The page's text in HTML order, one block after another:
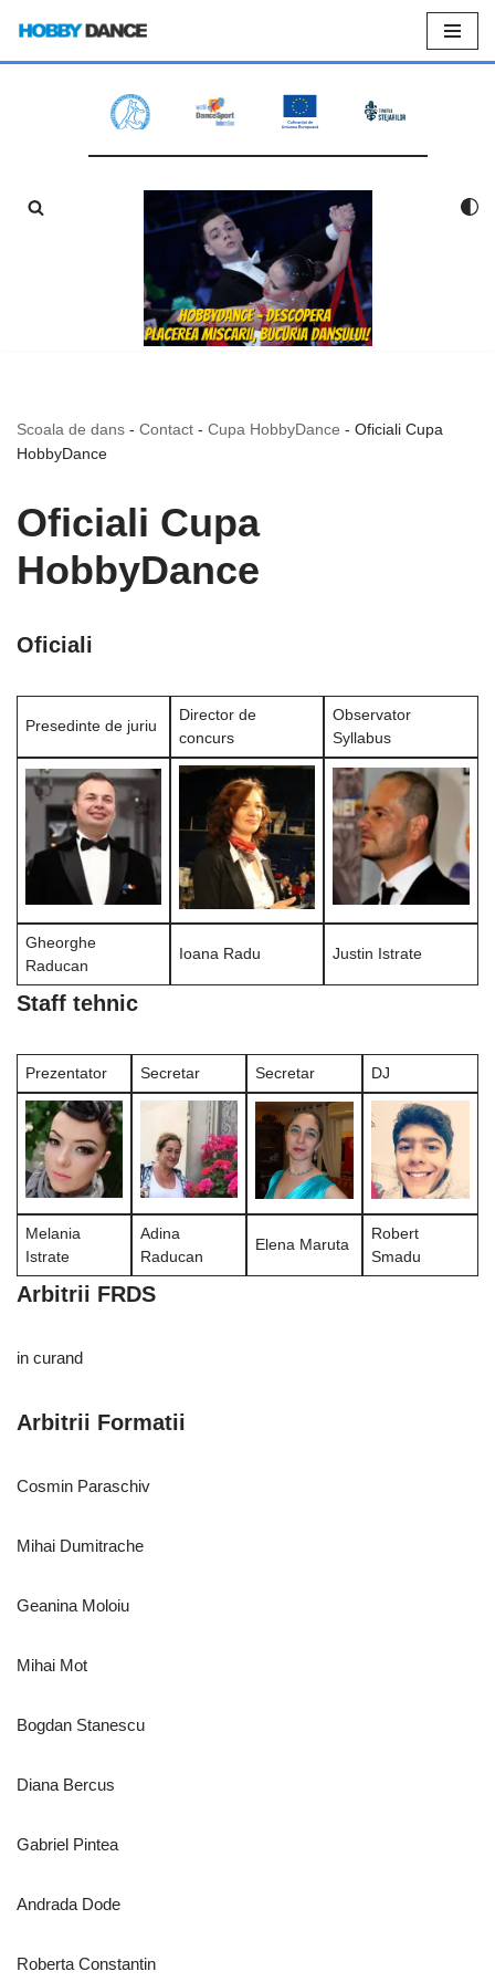
Sari
Scoala de dans - Contact - Cupa HobbyDance - Oficiali Cupa
HobbyDance
Oficiali Cupa
HobbyDance
Oficiali
Presedinte de juriu
Director de
concurs
Observator
Syllabus
Gheorghe
Raducan
Ioana Radu Justin Istrate
Staff tehnic
Prezentator Secretar Secretar DJ
Melania
Istrate
Adina
Raducan
Elena Maruta
Robert
Smadu
Arbitrii FRDS
in curand
Arbitrii Formatii
Cosmin Paraschiv
Mihai Dumitrache
Geanina Moloiu
Mihai Mot
Bogdan Stanescu
Diana Bercus
Gabriel Pintea
Andrada Dode
Roberta Constantin